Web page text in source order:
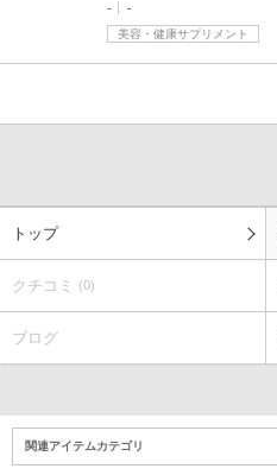
-
-
美容・健康サプリメント
トップ
クチコミ (0)
ブログ
関連アイテムカテゴリ